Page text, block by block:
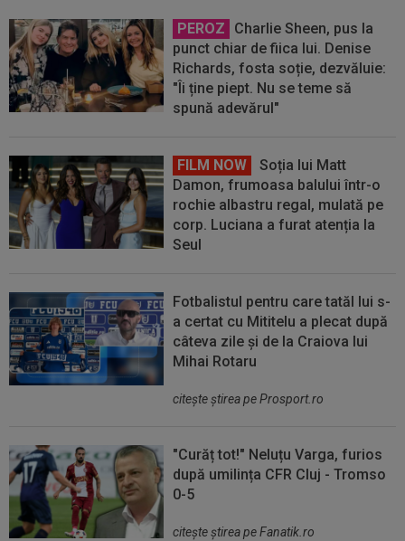
PEROZ
Charlie Sheen, pus la
punct chiar de fiica lui. Denise
Richards, fosta soție, dezvăluie:
"Îi ține piept. Nu se teme să
spună adevărul"
FILM NOW
Soția lui Matt
Damon, frumoasa balului într-o
rochie albastru regal, mulată pe
corp. Luciana a furat atenția la
Seul
Fotbalistul pentru care tatăl lui s-
a certat cu Mititelu a plecat după
câteva zile și de la Craiova lui
Mihai Rotaru
citeşte ştirea pe Prosport.ro
"Curăț tot!" Neluțu Varga, furios
după umilința CFR Cluj - Tromso
0-5
citeşte ştirea pe Fanatik.ro